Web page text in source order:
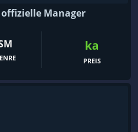
offizielle Manager
ka
PREIS